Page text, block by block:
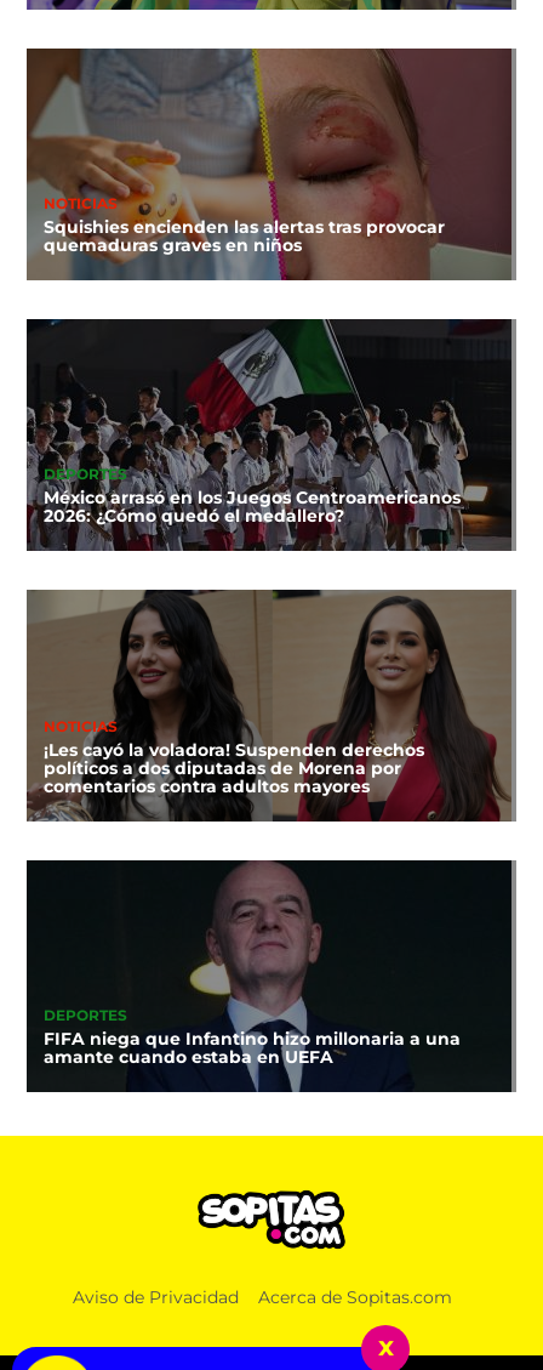
NOTICIAS
Squishies encienden las alertas tras provocar
quemaduras graves en niños
DEPORTES
México arrasó en los Juegos Centroamericanos
2026: ¿Cómo quedó el medallero?
NOTICIAS
¡Les cayó la voladora! Suspenden derechos
políticos a dos diputadas de Morena por
comentarios contra adultos mayores
DEPORTES
FIFA niega que Infantino hizo millonaria a una
amante cuando estaba en UEFA
Aviso de Privacidad Acerca de Sopitas.com
x